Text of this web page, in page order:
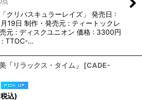
クリパスキュラーレイズ」 発売日 :
19日 制作・発売元 : ティートックレ
元 : ディスクユニオン 価格 : 3300円
: TTOC-…
「リラックス・タイム」 [CADE-
込)